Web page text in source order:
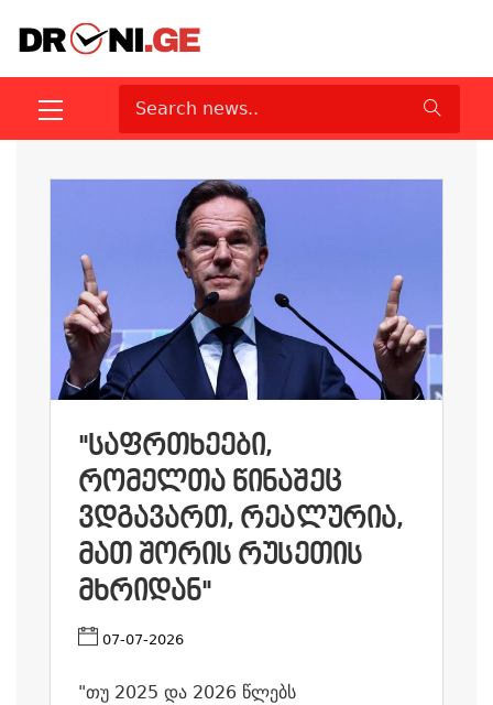
"ᲡᲐᲤᲠᲗᲮᲔᲔᲑᲘ,
ᲠᲝᲛᲔᲚᲗᲐ ᲬᲘᲜᲐᲨᲔᲪ
ᲕᲓᲒᲐᲕᲐᲠᲗ, ᲠᲔᲐᲚᲣᲠᲘᲐ,
ᲛᲐᲗ ᲨᲝᲠᲘᲡ ᲠᲣᲡᲔᲗᲘᲡ
ᲛᲮᲠᲘᲓᲐᲜ"
07-07-2026
"თუ 2025 და 2026 წლებს